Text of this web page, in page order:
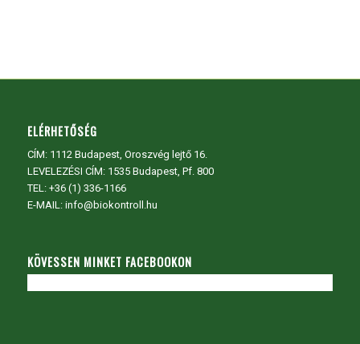
ELÉRHETŐSÉG
CÍM: 1112 Budapest, Oroszvég lejtő 16.
LEVELEZÉSI CÍM: 1535 Budapest, Pf. 800
TEL: +36 (1) 336-1166
E-MAIL: info@biokontroll.hu
KÖVESSEN MINKET FACEBOOKON